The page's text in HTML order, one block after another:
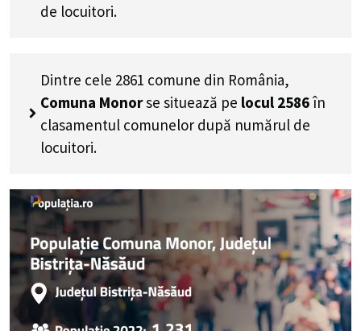
de locuitori.
Dintre cele 2861 comune din România,
Comuna Monorse situează pe locul 2586în
clasamentul comunelor după numărul de
locuitori.